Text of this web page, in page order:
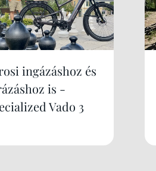
ingázáshoz és
is -
Vado 3